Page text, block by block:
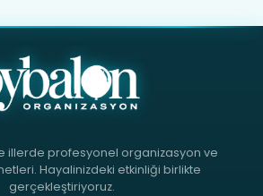
illerde profesyonel organizasyon ve
Hayalinizdeki etkinliği birlikte
gerçekleştiriyoruz.